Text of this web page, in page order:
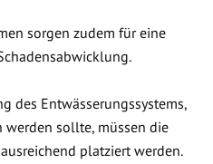
sorgen zudem für eine
des Entwässerungssystems,
sollte, müssen die
platziert werden.